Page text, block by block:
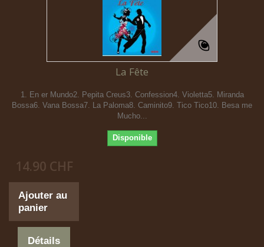
La Fête
1. En er Mundo2. Pepita Creus3. Confession4. Violetta5. Miranda
Bossa6. Vana Bossa7. La Paloma8. Caminito9. Tico Tico10. Besa me
Mucho...
Disponible
14.90 CHF
Ajouter au
panier
Détails